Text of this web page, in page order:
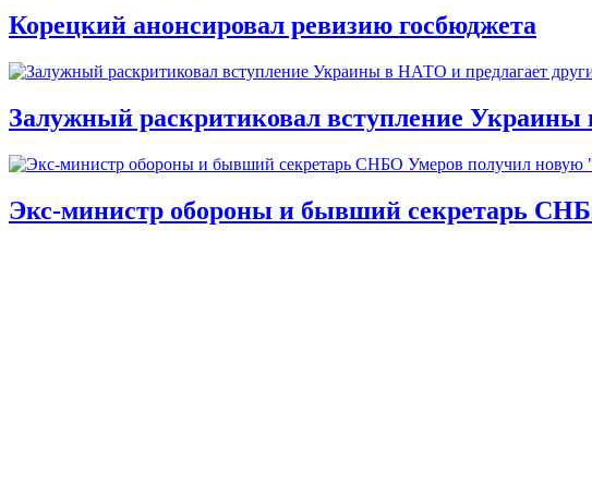
Корецкий анонсировал ревизию госбюджета
Залужный раскритиковал вступление
Экс-министр обороны и бывший секретарь